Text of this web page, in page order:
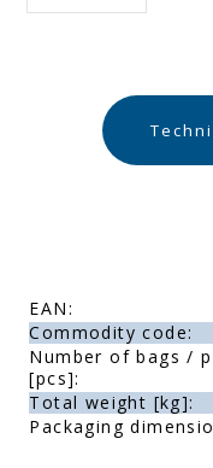
EAN:
Commodity code:
Number of bags /
[pcs]:
Total weight [kg]:
Packaging